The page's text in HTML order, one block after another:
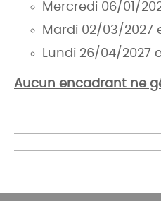
Mercredi 06/01/
Mardi 02/03/2027
Lundi 26/04/2027
Aucun encadrant ne